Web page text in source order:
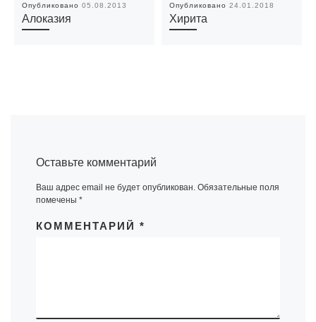
Опубликовано05.08.2013
Алоказия
Опубликовано24.01.2018
Хирита
Оставьте комментарий
Ваш адрес email не будет опубликован. Обязательные поля
помечены*
КОММЕНТАРИЙ*